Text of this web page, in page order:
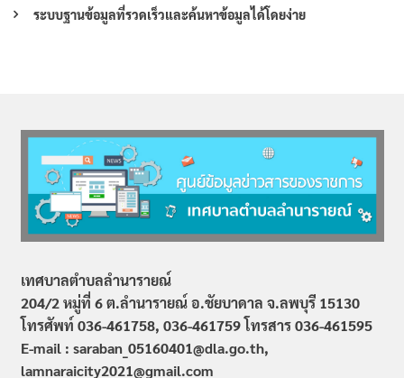
ระบบฐานข้อมูลที่รวดเร็วและค้นหาข้อมูลได้โดยง่าย
เทศบาลตำบลลำนารายณ์
204/2 หมู่ที่ 6 ต.ลำนารายณ์ อ.ชัยบาดาล จ.ลพบุรี 15130
โทรศัพท์ 036-461758, 036-461759 โทรสาร 036-461595
E-mail : saraban_05160401@dla.go.th,
lamnaraicity2021@gmail.com